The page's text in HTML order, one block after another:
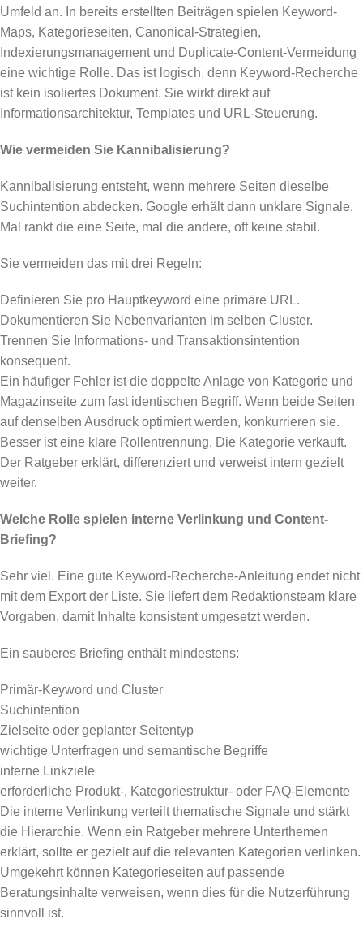
Umfeld an. In bereits erstellten Beiträgen spielen Keyword-
Maps, Kategorieseiten, Canonical-Strategien,
Indexierungsmanagement und Duplicate-Content-Vermeidung
eine wichtige Rolle. Das ist logisch, denn Keyword-Recherche
ist kein isoliertes Dokument. Sie wirkt direkt auf
Informationsarchitektur, Templates und URL-Steuerung.
Wie vermeiden Sie Kannibalisierung?
Kannibalisierung entsteht, wenn mehrere Seiten dieselbe
Suchintention abdecken. Google erhält dann unklare Signale.
Mal rankt die eine Seite, mal die andere, oft keine stabil.
Sie vermeiden das mit drei Regeln:
Definieren Sie pro Hauptkeyword eine primäre URL.
Dokumentieren Sie Nebenvarianten im selben Cluster.
Trennen Sie Informations- und Transaktionsintention
konsequent.
Ein häufiger Fehler ist die doppelte Anlage von Kategorie und
Magazinseite zum fast identischen Begriff. Wenn beide Seiten
auf denselben Ausdruck optimiert werden, konkurrieren sie.
Besser ist eine klare Rollentrennung. Die Kategorie verkauft.
Der Ratgeber erklärt, differenziert und verweist intern gezielt
weiter.
Welche Rolle spielen interne Verlinkung und Content-
Briefing?
Sehr viel. Eine gute Keyword-Recherche-Anleitung endet nicht
mit dem Export der Liste. Sie liefert dem Redaktionsteam klare
Vorgaben, damit Inhalte konsistent umgesetzt werden.
Ein sauberes Briefing enthält mindestens:
Primär-Keyword und Cluster
Suchintention
Zielseite oder geplanter Seitentyp
wichtige Unterfragen und semantische Begriffe
interne Linkziele
erforderliche Produkt-, Kategoriestruktur- oder FAQ-Elemente
Die interne Verlinkung verteilt thematische Signale und stärkt
die Hierarchie. Wenn ein Ratgeber mehrere Unterthemen
erklärt, sollte er gezielt auf die relevanten Kategorien verlinken.
Umgekehrt können Kategorieseiten auf passende
Beratungsinhalte verweisen, wenn dies für die Nutzerführung
sinnvoll ist.